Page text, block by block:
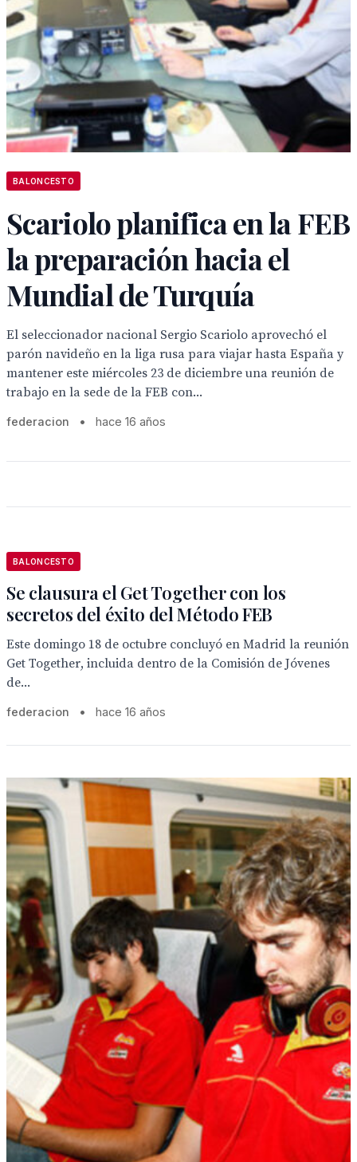
BALONCESTO
Scariolo planifica en la FEB
la preparación hacia el
Mundial de Turquía
El seleccionador nacional Sergio Scariolo aprovechó el
parón navideño en la liga rusa para viajar hasta España y
mantener este miércoles 23 de diciembre una reunión de
trabajo en la sede de la FEB con...
federacion • hace 16 años
BALONCESTO
Se clausura el Get Together con los
secretos del éxito del Método FEB
Este domingo 18 de octubre concluyó en Madrid la reunión
Get Together, incluida dentro de la Comisión de Jóvenes
de...
federacion • hace 16 años